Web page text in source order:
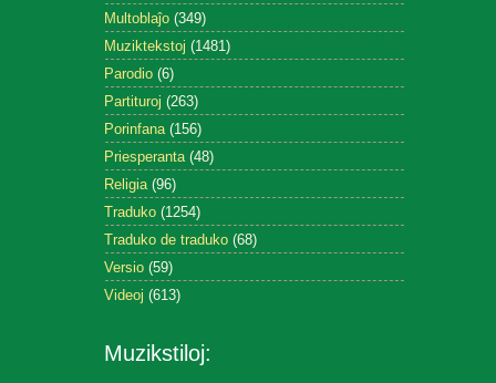
Multoblaĵo (349)
Muziktekstoj (1481)
Parodio (6)
Partituroj (263)
Porinfana (156)
Priesperanta (48)
Religia (96)
Traduko (1254)
Traduko de traduko (68)
Versio (59)
Videoj (613)
Muzikstiloj: